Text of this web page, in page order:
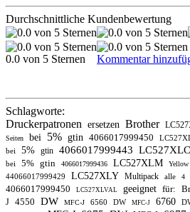
Durchschnittliche Kundenbewertung
0.0 von 5 Sternen Kommentar
Schlagworte:
Druckerpatronen ersetzen Brother
Seiten bei 5% gtin 4066017999450
bei 5% gtin 4066017999443 LC527XLC
bei 5% gtin 4066017999436 LC527XLM Yellow
44066017999429 LC527XLY Multipack alle 4
4066017999450 LC527XLVAL geeignet für:
J 4550 DW MFC-J 6560 DW MFC-J 6760